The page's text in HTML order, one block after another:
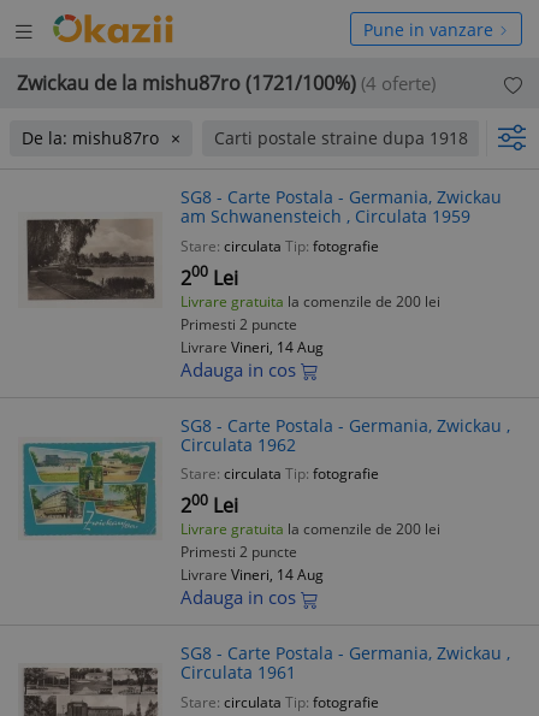
Deschide
meniul
Pune in vanzare
Zwickau de la mishu87ro (1721/100%) (4 oferte)
De la: mishu87ro Carti postale straine dupa 1918
SG8 - Carte Postala - Germania, Zwickau
am Schwanensteich , Circulata 1959
Stare: circulata Tip: fotografie
200 Lei
Livrare gratuita la comenzile de 200 lei
Primesti 2 puncte
Livrare Vineri, 14 Aug
Adauga in cos
SG8 - Carte Postala - Germania, Zwickau ,
Circulata 1962
Stare: circulata Tip: fotografie
200 Lei
Livrare gratuita la comenzile de 200 lei
Primesti 2 puncte
Livrare Vineri, 14 Aug
Adauga in cos
SG8 - Carte Postala - Germania, Zwickau ,
Circulata 1961
Stare: circulata Tip: fotografie